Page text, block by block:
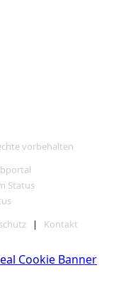
vorbehalten
| Kontakt
Cookie Banner